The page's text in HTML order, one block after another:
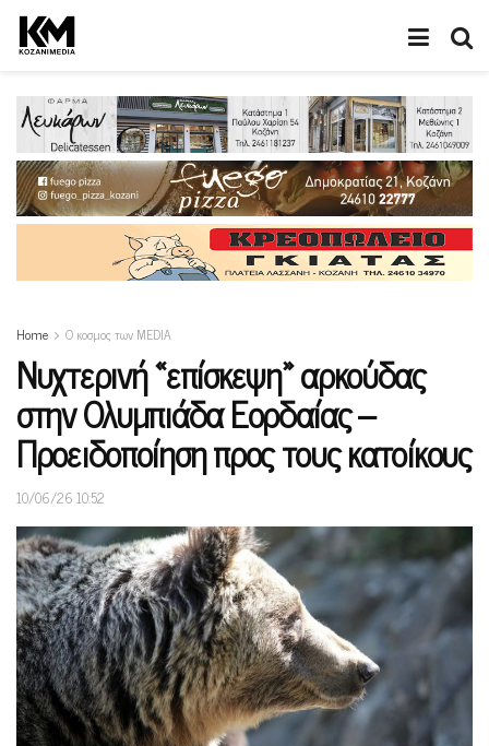
Home Ο κοσμος των MEDIA
Νυχτερινή «επίσκεψη» αρκούδας
στην Ολυμπιάδα Εορδαίας –
Προειδοποίηση προς τους κατοίκους
10/06/26 10:52